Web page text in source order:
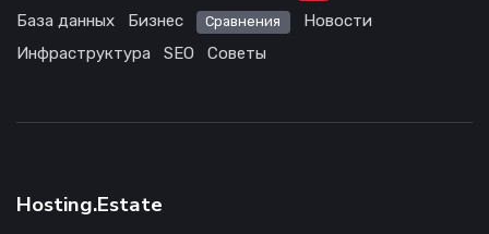
База данных
Бизнес Сравнения
Новости
Инфраструктура
SEO Советы
Hosting.Estate